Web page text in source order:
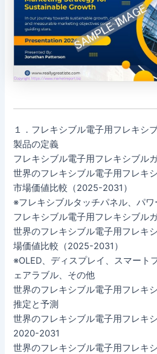
１．フレキシブル電子用フレキシ
製品の定義
フレキシブル電子用フレキシブル
世界のフレキシブル電子用フレキ
市場価値比較（2025-2031）
※フレキシブルタッチパネル、パ
フレキシブル電子用フレキシブル
世界のフレキシブル電子用フレキ
場価値比較（2025-2031）
※OLED、ディスプレイ、スマート
ェアラブル、その他
世界のフレキシブル電子用フレキ
推定と予測
世界のフレキシブル電子用フレキ
2020-2031
世界のフレキシブル電子用フレキ